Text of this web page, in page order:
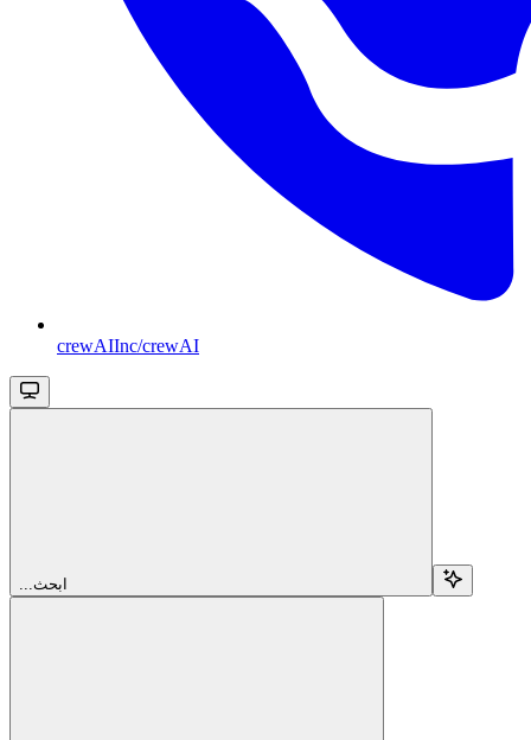
crewAIInc/crewAI
...ابحث